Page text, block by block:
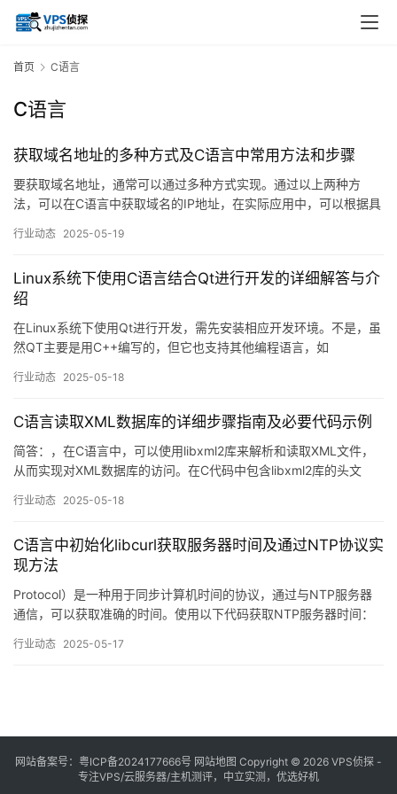
首页 C语言
C语言
获取域名地址的多种方式及C语言中常用方法和步骤
要获取域名地址，通常可以通过多种方式实现。通过以上两种方
法，可以在C语言中获取域名的IP地址，在实际应用中，可以根据具
行业动态 2025-05-19
Linux系统下使用C语言结合Qt进行开发的详细解答与介
绍
在Linux系统下使用Qt进行开发，需先安装相应开发环境。不是，虽
然QT主要是用C++编写的，但它也支持其他编程语言，如
发时，通常是通过C++作为中间层来实现的。
行业动态 2025-05-18
C语言读取XML数据库的详细步骤指南及必要代码示例
简答：，在C语言中，可以使用libxml2库来解析和读取XML文件，
从而实现对XML数据库的访问。在C代码中包含libxml2库的头文
文件。
行业动态 2025-05-18
C语言中初始化libcurl获取服务器时间及通过NTP协议实
现方法
Protocol）是一种用于同步计算机时间的协议，通过与NTP服务器
通信，可以获取准确的时间。使用以下代码获取NTP服务器时间：
时间。精确性：服务器通常有更精确的时钟源，特别是在使用NTP
行业动态 2025-05-17
网站备案号： 粤ICP备2024177666号 网站地图 Copyright © 2026 VPS侦探 -
专注VPS/云服务器/主机测评，中立实测，优选好机